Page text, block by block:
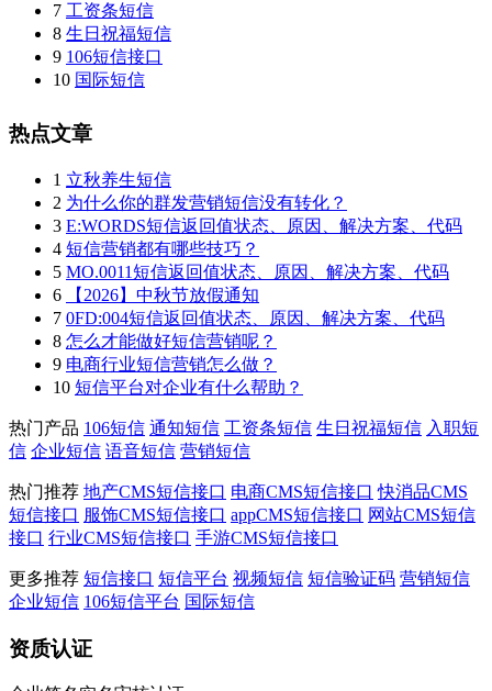
7 工资条短信
8 生日祝福短信
9 106短信接口
10 国际短信
热点文章
1 立秋养生短信
2 为什么你的群发营销短信没有转化？
3 E:WORDS短信返回值状态、原因、解决方案、代码
4 短信营销都有哪些技巧？
5 MO.0011短信返回值状态、原因、解决方案、代码
6
【2026】中秋节放假通知
7 0FD:004短信返回值状态、原因、解决方案、代码
8 怎么才能做好短信营销呢？
9 电商行业短信营销怎么做？
10 短信平台对企业有什么帮助？
热门产品 106短信 通知短信 工资条短信 生日祝福短信 入职短
信 企业短信 语音短信 营销短信
热门推荐 地产CMS短信接口 电商CMS短信接口 快消品CMS
短信接口 服饰CMS短信接口 appCMS短信接口 网站CMS短信
接口 行业CMS短信接口 手游CMS短信接口
更多推荐 短信接口 短信平台 视频短信 短信验证码 营销短信
企业短信 106短信平台 国际短信
资质认证